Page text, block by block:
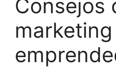
Consejos